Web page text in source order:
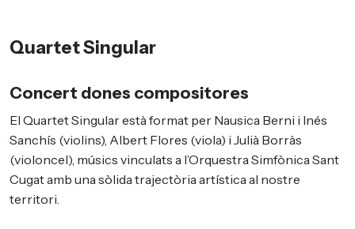
Quartet Singular
Concert dones compositores
El Quartet Singular està format per Nausica Berni i Inés
Sanchís (violins), Albert Flores (viola) i Julià Borràs
(violoncel), músics vinculats a l’Orquestra Simfònica Sant
Cugat amb una sòlida trajectòria artística al nostre
territori.